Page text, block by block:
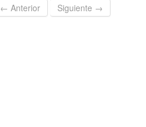
← Anterior
Siguiente →